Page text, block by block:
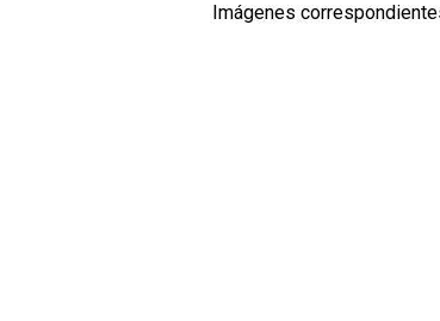
Imágenes